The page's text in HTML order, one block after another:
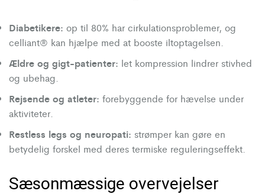
Diabetikere: op til 80% har cirkulationsproblemer, og
celliant® kan hjælpe med at booste iltoptagelsen.
Ældre og gigt-patienter: let kompression lindrer stivhed
og ubehag.
Rejsende og atleter: forebyggende for hævelse under
aktiviteter.
Restless legs og neuropati: strømper kan gøre en
betydelig forskel med deres termiske reguleringseffekt.
Sæsonmæssige overvejelser